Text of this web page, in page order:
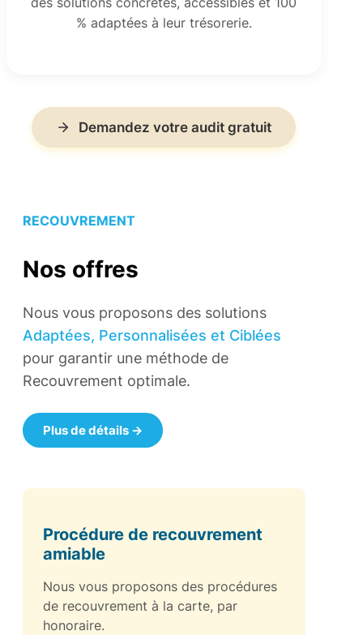
% adaptées à leur trésorerie.
Demandez votre audit gratuit
RECOUVREMENT
Nos offres
Nous vous proposons des solutions
Adaptées, Personnalisées et Ciblées
pour garantir une méthode de
Recouvrement optimale.
Plus de détails →
Procédure de recouvrement
amiable
Nous vous proposons des procédures
de recouvrement à la carte, par
honoraire.